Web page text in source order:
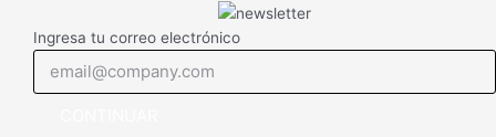
Ingresa tu correo electrónico